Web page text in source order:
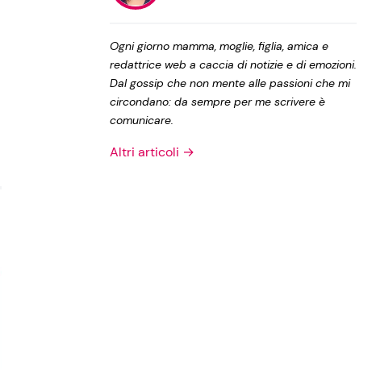
Privacy Policy
Ogni giorno mamma, moglie, figlia, amica e
redattrice web a caccia di notizie e di emozioni.
Dal gossip che non mente alle passioni che mi
circondano: da sempre per me scrivere è
comunicare.
Altri articoli →